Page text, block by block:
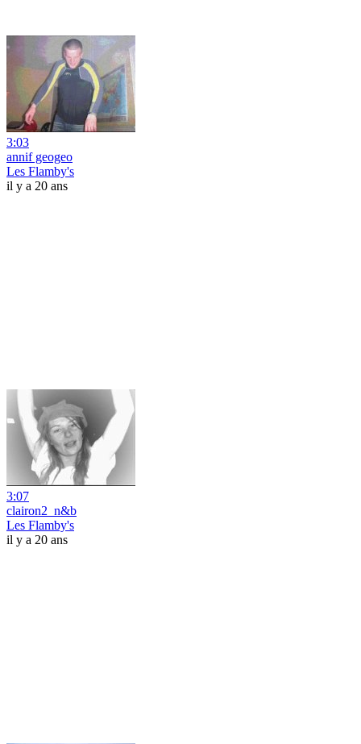
3:03
annif geogeo
Les Flamby's
il y a 20 ans
3:07
clairon2_n&b
Les Flamby's
il y a 20 ans